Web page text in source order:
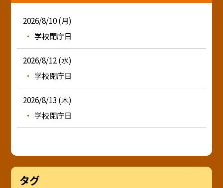
2026/8/10 (月)
学校閉庁日
2026/8/12 (水)
学校閉庁日
2026/8/13 (木)
学校閉庁日
タグ